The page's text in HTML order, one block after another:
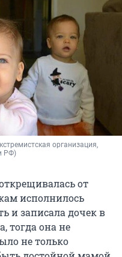
организация,
РФ)
от
исполнилось
и записала дочек в
тогда она не
не только